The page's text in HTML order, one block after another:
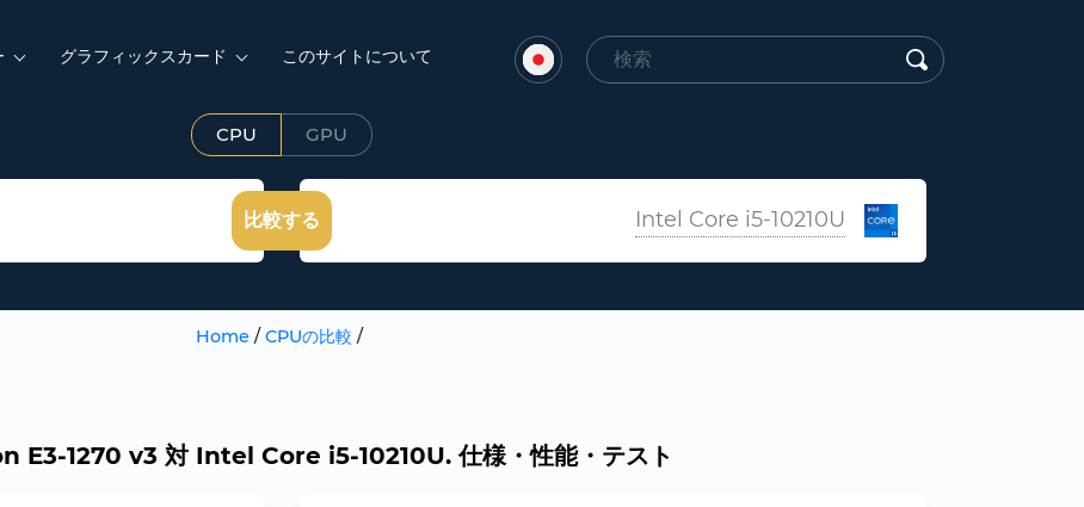
グラフィックスカード このサイトについて
CPU GPU
Intel Core i5-10210U
比較する
Home / CPUの比較 /
E3-1270 v3 対 Intel Core i5-10210U. 仕様・性能・テスト